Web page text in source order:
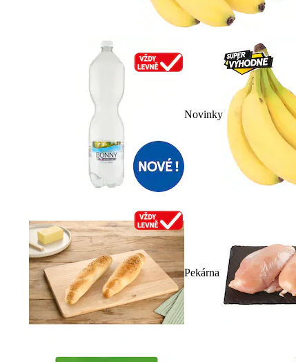
Novinky
Pekárna